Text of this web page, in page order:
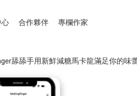
心 合作夥伴 專欄作家
舔舔手用新鮮減糖馬卡龍滿足你的味